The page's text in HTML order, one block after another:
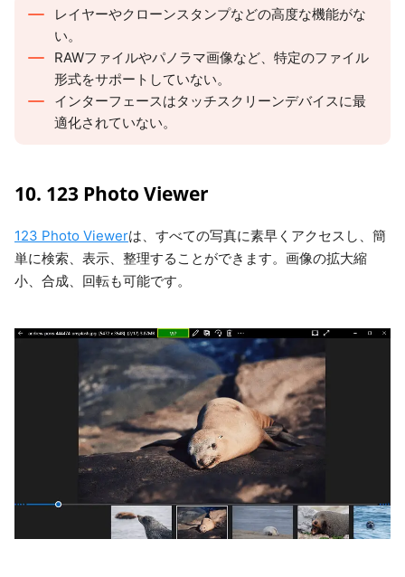
レイヤーやクローンスタンプなどの高度な機能がな
い。
RAWファイルやパノラマ画像など、特定のファイル
形式をサポートしていない。
インターフェースはタッチスクリーンデバイスに最
適化されていない。
10. 123 Photo Viewer
123 Photo Viewerは、すべての写真に素早くアクセスし、簡
単に検索、表示、整理することができます。画像の拡大縮
小、合成、回転も可能です。